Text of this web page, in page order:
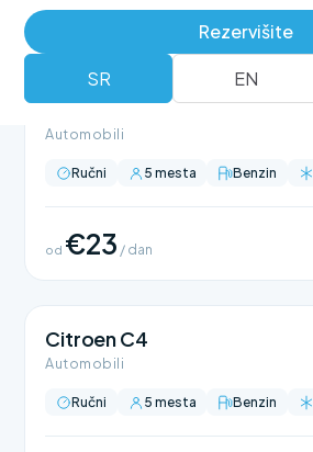
Rezervišite
SR EN
Citroen C3
Automobili
Ručni 5 mesta Benzin
od €23 / dan
Citroen C4
Automobili
Ručni 5 mesta Benzin